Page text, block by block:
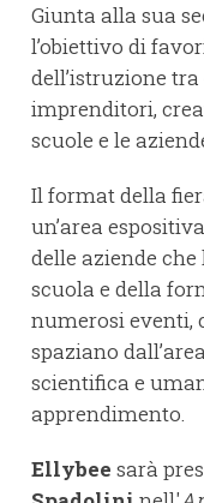
Giunta alla sua
l’obiettivo di
dell’istruzione
imprenditori,
scuole e le
Il format della
un’area
delle aziende
scuola e della
numerosi eventi,
spaziano
scientifica e
apprendimento.
Ellybee sarà